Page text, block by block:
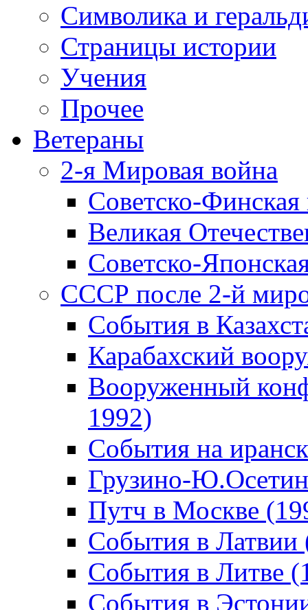
Символика и
Страницы истории
Учения
Прочее
Ветераны
2-я Мировая война
Советско-
Великая
Советско-
СССР после 2-й
События в
Карабахский
Вооруженный
1992)
События на
Грузино-
Путч в Москве
События в Латвии
События в Литве
События в